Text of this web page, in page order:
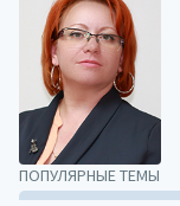
ПОПУЛЯРНЫЕ ТЕМЫ